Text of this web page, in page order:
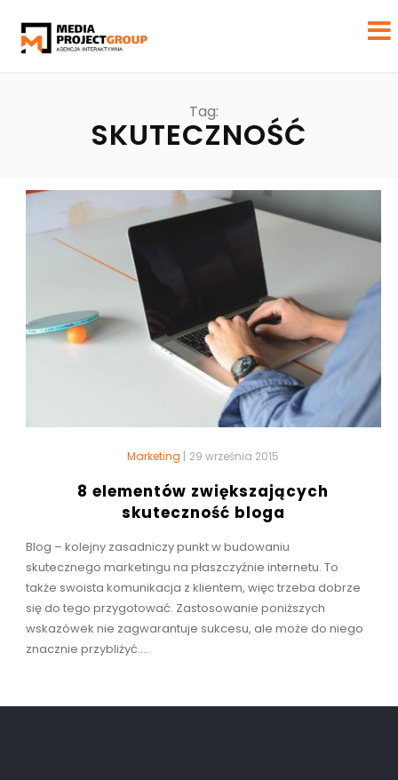
Tag:
SKUTECZNOŚĆ
Marketing | 29 września 2015
8 elementów zwiększających
skuteczność bloga
Blog – kolejny zasadniczy punkt w budowaniu
skutecznego marketingu na płaszczyźnie internetu. To
także swoista komunikacja z klientem, więc trzeba dobrze
się do tego przygotować. Zastosowanie poniższych
wskazówek nie zagwarantuje sukcesu, ale może do niego
znacznie przybliżyć....